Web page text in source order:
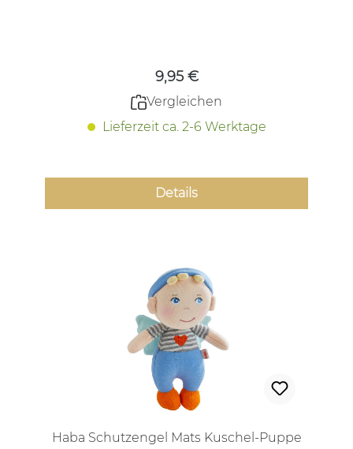
9,95 €
Vergleichen
Lieferzeit ca. 2-6 Werktage
Details
Haba Schutzengel Mats Kuschel-Puppe